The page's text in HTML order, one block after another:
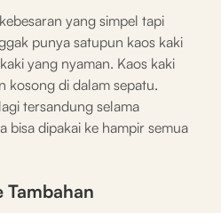
yang simpel tapi
punya satupun kaos kaki
yang nyaman. Kaos kaki
kosong di dalam sepatu.
tersandung selama
bisa dipakai ke hampir semua
Tambahan